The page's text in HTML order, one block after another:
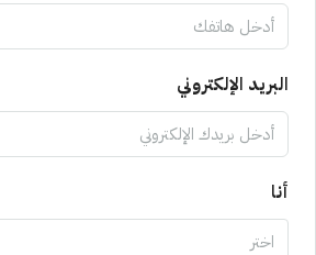
البريد الإلكتروني
أنا
اختر